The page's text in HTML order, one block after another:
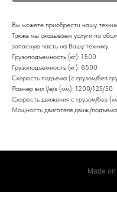
Вы можете приобрести нашу
Также мы оказываем услуги по
запасную часть на Вашу технику.
Грузоподъемность (кг): 1500
Грузоподъемность (кг): 8500
Скорость подъема (с грузом/без
Размер вил l/e/s (мм): 1200/125/50
Скорость движения с грузом/без
Мощность двигателя движ./
Made on